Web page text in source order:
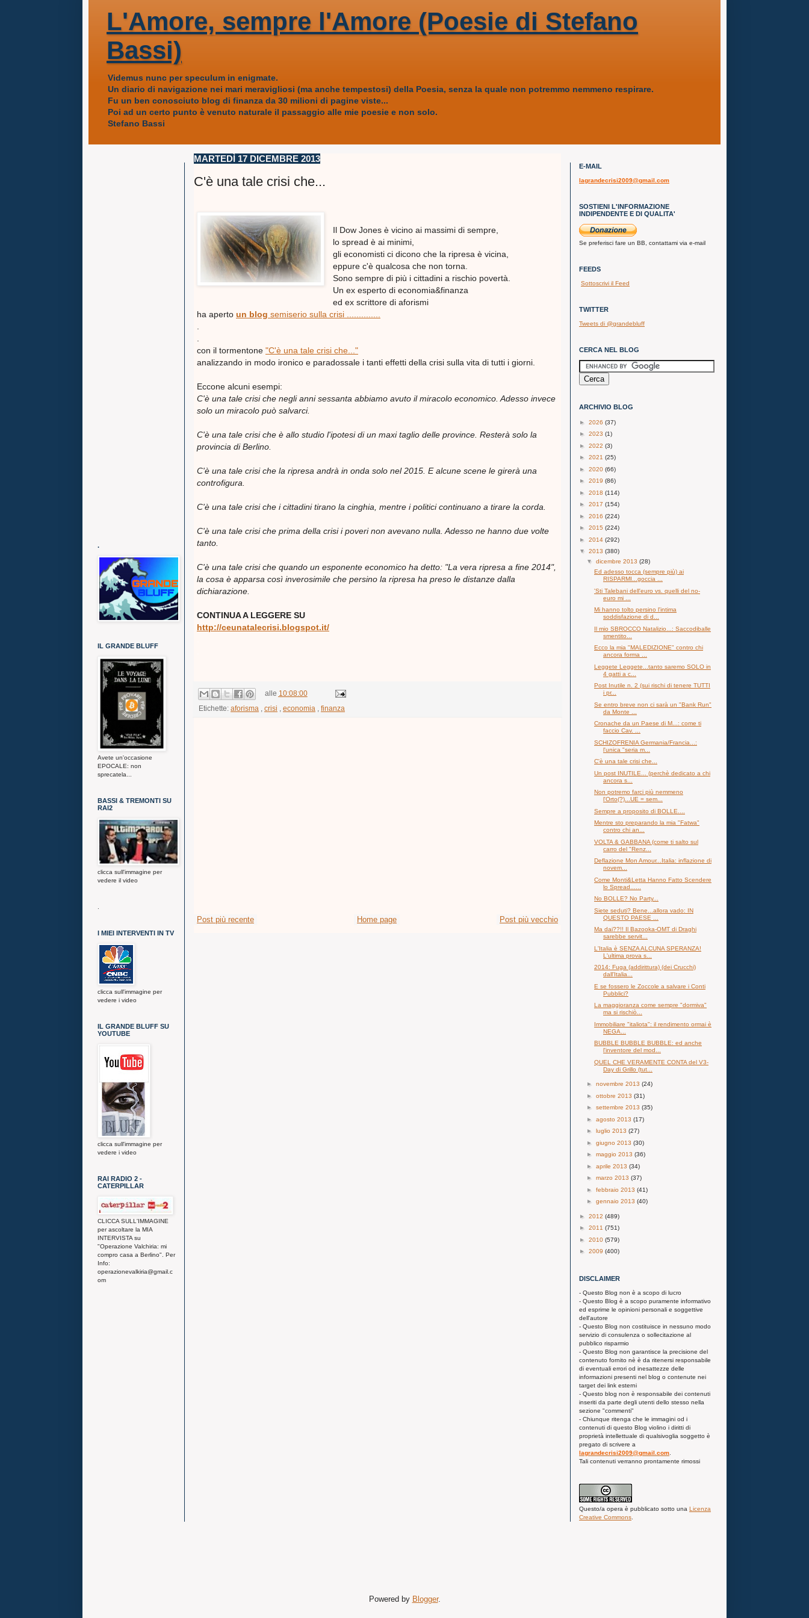
L'Amore, sempre l'Amore (Poesie di Stefano
Bassi)
Videmus nunc per speculum in enigmate.
Un diario di navigazione nei mari meravigliosi (ma anche tempestosi) della Poesia, senza la quale non potremmo nemmeno respirare.
Fu un ben conosciuto blog di finanza da 30 milioni di pagine viste...
Poi ad un certo punto è venuto naturale il passaggio alle mie poesie e non solo.
Stefano Bassi
MARTEDÌ 17 DICEMBRE 2013
C'è una tale crisi che...
Il Dow Jones è vicino ai massimi di sempre,
lo spread è ai minimi,
gli economisti ci dicono che la ripresa è vicina,
eppure c'è qualcosa che non torna.
Sono sempre di più i cittadini a rischio povertà.
Un ex esperto di economia&finanza
ed ex scrittore di aforismi
ha aperto un blog semiserio sulla crisi .............
con il tormentone "C'è una tale crisi che..."
analizzando in modo ironico e paradossale i tanti effetti della crisi sulla vita di tutti i giorni.
Eccone alcuni esempi:
C'è una tale crisi che negli anni sessanta abbiamo avuto il miracolo economico. Adesso invece
solo un miracolo può salvarci.
C'è una tale crisi che è allo studio l'ipotesi di un maxi taglio delle province. Resterà solo la
provincia di Berlino.
C'è una tale crisi che la ripresa andrà in onda solo nel 2015. E alcune scene le girerà una
controfigura.
C'è una tale crisi che i cittadini tirano la cinghia, mentre i politici continuano a tirare la corda.
C'è una tale crisi che prima della crisi i poveri non avevano nulla. Adesso ne hanno due volte
tanto.
C'è una tale crisi che quando un esponente economico ha detto: "La vera ripresa a fine 2014",
la cosa è apparsa così inverosimile che persino la ripresa ha preso le distanze dalla
dichiarazione.
CONTINUA A LEGGERE SU
http://ceunatalecrisi.blogspot.it/
alle 10:08:00
Etichette: aforisma crisi economia finanza
Post più recente Post più vecchio
Home page
.
IL GRANDE BLUFF
Avete un'occasione
EPOCALE: non
sprecatela...
BASSI & TREMONTI SU
RAI2
clicca sull'immagine per
vedere il video
I MIEI INTERVENTI IN TV
clicca sull'immagine per
vedere i video
IL GRANDE BLUFF SU
YOUTUBE
clicca sull'immagine per
vedere i video
RAI RADIO 2 -
CATERPILLAR
CLICCA SULL'IMMAGINE
per ascoltare la MIA
INTERVISTA su
"Operazione Valchiria: mi
compro casa a Berlino". Per
Info:
operazionevalkiria@gmail.c
om
E-MAIL
lagrandecrisi2009@gmail.com
SOSTIENI L'INFORMAZIONE
INDIPENDENTE E DI QUALITA'
Se preferisci fare un BB, contattami via e-mail
FEEDS
Sottoscrivi il Feed
TWITTER
Tweets di @grandebluff
CERCA NEL BLOG
ARCHIVIO BLOG
► 2026 (37)
► 2023 (1)
► 2022 (3)
► 2021 (25)
► 2020 (66)
► 2019 (86)
► 2018 (114)
► 2017 (154)
► 2016 (224)
► 2015 (224)
► 2014 (292)
▼ 2013 (380)
▼ dicembre 2013 (28)
Ed adesso tocca (sempre più) ai
RISPARMI...goccia ...
'Sti Talebani dell'euro vs. quelli del no-
euro mi ...
Mi hanno tolto persino l'intima
soddisfazione di d...
Il mio SBROCCO Natalizio...: Saccodiballe
smentito...
Ecco la mia "MALEDIZIONE" contro chi
ancora forma ...
Leggete Leggete...tanto saremo SOLO in
4 gatti a c...
Post Inutile n. 2 (sui rischi di tenere TUTTI
i pr...
Se entro breve non ci sarà un "Bank Run"
da Monte ...
Cronache da un Paese di M...: come ti
faccio Cav. ...
SCHIZOFRENIA Germania/Francia...:
l'unica "seria m...
C'è una tale crisi che...
Un post INUTILE... (perchè dedicato a chi
ancora s...
Non potremo farci più nemmeno
l'Orto(?)...UE = sem...
Sempre a proposito di BOLLE....
Mentre sto preparando la mia "Fatwa"
contro chi an...
VOLTA & GABBANA (come ti salto sul
carro del "Renz...
Deflazione Mon Amour...Italia: inflazione di
novem...
Come Monti&Letta Hanno Fatto Scendere
lo Spread......
No BOLLE? No Party...
Siete seduti? Bene...allora vado: IN
QUESTO PAESE ...
Ma dai??!! Il Bazooka-OMT di Draghi
sarebbe servit...
L'Italia è SENZA ALCUNA SPERANZA!
L'ultima prova s...
2014: Fuga (addirittura) (dei Crucchi)
dall'Italia...
E se fossero le Zoccole a salvare i Conti
Pubblici?
La maggioranza come sempre "dormiva"
ma si rischiò...
Immobiliare "italiota": il rendimento ormai è
NEGA...
BUBBLE BUBBLE BUBBLE: ed anche
l'inventore del mod...
QUEL CHE VERAMENTE CONTA del V3-
Day di Grillo (tut...
► novembre 2013 (24)
► ottobre 2013 (31)
► settembre 2013 (35)
► agosto 2013 (17)
► luglio 2013 (27)
► giugno 2013 (30)
► maggio 2013 (36)
► aprile 2013 (34)
► marzo 2013 (37)
► febbraio 2013 (41)
► gennaio 2013 (40)
► 2012 (489)
► 2011 (751)
► 2010 (579)
► 2009 (400)
DISCLAIMER
- Questo Blog non è a scopo di lucro
- Questo Blog è a scopo puramente informativo
ed esprime le opinioni personali e soggettive
dell'autore
- Questo Blog non costituisce in nessuno modo
servizio di consulenza o sollecitazione al
pubblico risparmio
- Questo Blog non garantisce la precisione del
contenuto fornito nè è da ritenersi responsabile
di eventuali errori od inesattezze delle
informazioni presenti nel blog o contenute nei
target dei link esterni
- Questo blog non è responsabile dei contenuti
inseriti da parte degli utenti dello stesso nella
sezione "commenti"
- Chiunque ritenga che le immagini od i
contenuti di questo Blog violino i diritti di
proprietà intellettuale di qualsivoglia soggetto è
pregato di scrivere a
lagrandecrisi2009@gmail.com
Tali contenuti verranno prontamente rimossi
Questo/a opera è pubblicato sotto una Licenza
Creative Commons
Powered by Blogger.